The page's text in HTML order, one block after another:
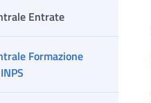
Entrate
Formazione